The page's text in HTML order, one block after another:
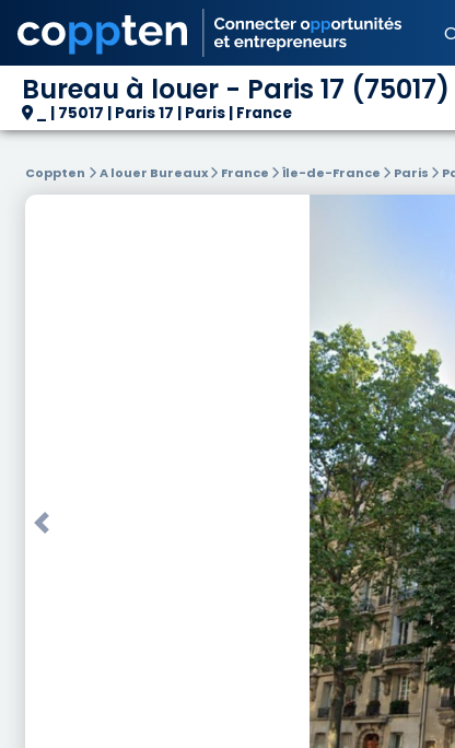
Bureau à louer - Paris 17
_ | 75017 | Paris 17 | Paris | France
Coppten A louer Bureaux France Île-de-France Paris
Previous